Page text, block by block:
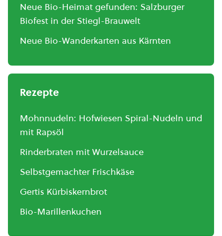
Neue Bio-Heimat gefunden: Salzburger
Biofest in der Stiegl-Brauwelt
Neue Bio-Wanderkarten aus Kärnten
Rezepte
Mohnnudeln: Hofwiesen Spiral-Nudeln und
mit Rapsöl
Rinderbraten mit Wurzelsauce
Selbstgemachter Frischkäse
Gertis Kürbiskernbrot
Bio-Marillenkuchen